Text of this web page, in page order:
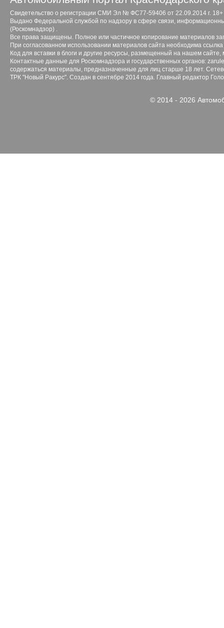
Свидетельство о регистрации СМИ Эл № ФС77-59406 от 22.09.2014 г. 18+
Выдано Федеральной службой по надзору в сфере связи,
(Роскомнадзор) .
Все права защищены. Полное или частичное копирование материалов
При согласованном использовании материалов сайта необходима ссылка
Код для вставки в блоги и другие ресурсы, размещенный на нашем сайте,
Контактные данные для Роскомнадзора и государственных органов:
содержаться материалы, предназначенные для лиц старше 18 лет.
ТРК "Новый Ракурс". Создан в сентябре 2014 года. Главный редактор
© 2014 - 2026